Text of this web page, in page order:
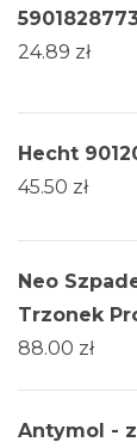
24.89 zł
Hecht
45.50 zł
Neo
Trzonek
88.00 zł
Antymol -